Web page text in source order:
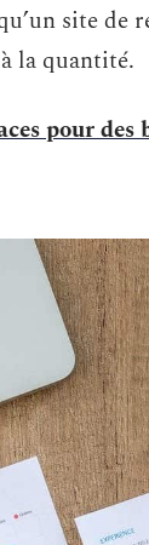
site
la quantité.
pour